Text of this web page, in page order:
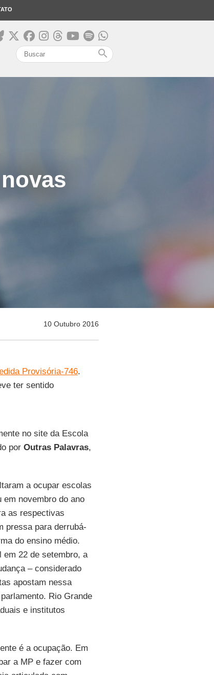
search
10 Outubro 2016
Provisória-746.
ter sentido
no site da Escola
por Outras Palavras,
a ocupar escolas
novembro do ano
as respectivas
pressa para derrubá-
do ensino médio.
22 de setembro, a
– considerado
apostam nessa
Rio Grande
e institutos
é a ocupação. Em
a MP e fazer com